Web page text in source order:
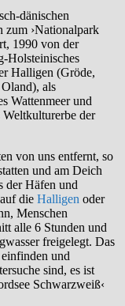
dänischen
zum ›Nationalpark
1990 von der
Holsteinisches
Halligen (Gröde,
als
Wattenmeer und
der
von uns entfernt, so
und am Deich
der Häfen und
die Halligen oder
Menschen
alle 6 Stunden und
freigelegt. Das
und
sind, es ist
Schwarzweiß‹